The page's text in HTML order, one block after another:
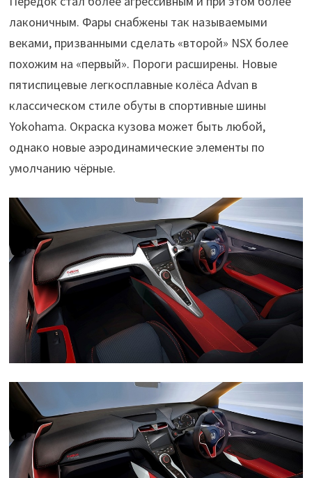
лаконичным. Фары снабжены так называемыми
веками, призванными сделать «второй» NSX более
похожим на «первый». Пороги расширены. Новые
пятиспицевые легкосплавные колёса Advan в
классическом стиле обуты в спортивные шины
Yokohama. Окраска кузова может быть любой,
однако новые аэродинамические элементы по
умолчанию чёрные.